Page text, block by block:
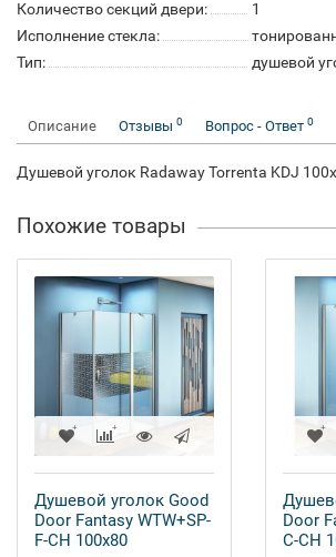
Количество секций двери:
1
Исполнение стекла:
Тип:
душевой
Описание Отзывы 0 Вопрос - Ответ 0
Душевой уголок Radaway Torrenta KDJ
Похожие товары
Душевой уголок Good
Door Fantasy WTW+SP-
F-CH 100x80
Door
C-CH